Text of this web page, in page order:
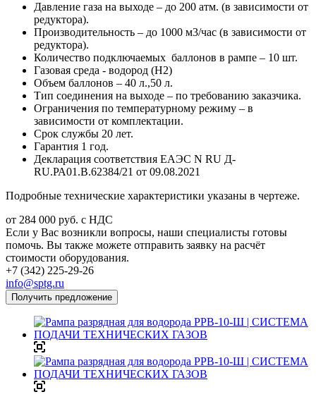
Давление газа на выходе – до 200 атм. (в зависимости от
редуктора).
Производительность – до 1000 м3/час (в зависимости от
редуктора).
Количество подключаемых баллонов в рампе – 10 шт.
Газовая среда - водород (H2)
Объем баллонов – 40 л.,50 л.
Тип соединения на выходе – по требованию заказчика.
Ограничения по температурному режиму – в
зависимости от комплектации.
Срок службы 20 лет.
Гарантия 1 год.
Декларация соответствия ЕАЭС N RU Д-
RU.РА01.В.62384/21 от 09.08.2021
Подробные технические характеристики указаны в чертеже.
от 284 000 руб. с НДС
Если у Вас возникли вопросы, наши специалисты готовы
помочь. Вы также можете отправить заявку на расчёт
стоимости оборудования.
+7 (342) 225-29-26
info@sptg.ru
Получить предложение